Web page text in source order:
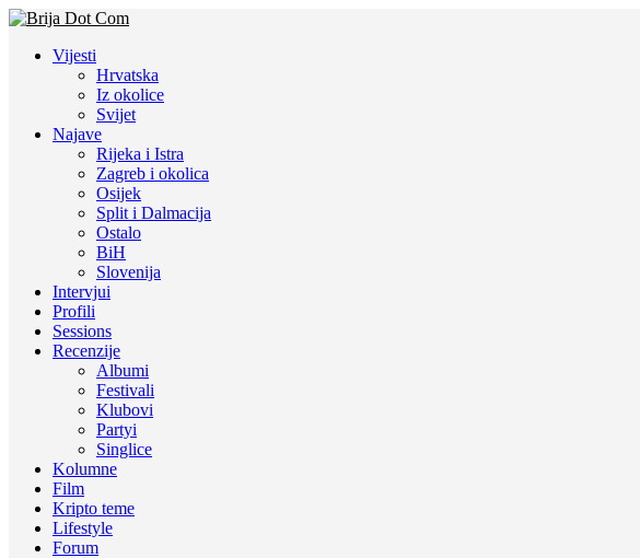
Vijesti
Hrvatska
Iz okolice
Svijet
Najave
Rijeka i Istra
Zagreb i okolica
Osijek
Split i Dalmacija
Ostalo
BiH
Slovenija
Intervjui
Profili
Sessions
Recenzije
Albumi
Festivali
Klubovi
Partyi
Singlice
Kolumne
Film
Kripto teme
Lifestyle
Forum